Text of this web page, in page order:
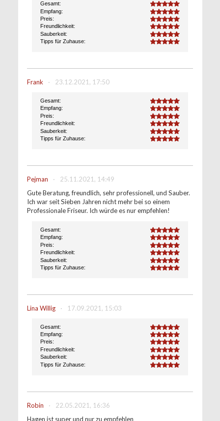
Gesamt: 5.0
Empfang: 5.0
Preis: 5.0
Freundlichkeit: 5.0
Sauberkeit: 5.0
Tipps für Zuhause: 5.0
Frank · 23.12.2021, 17:50
Gesamt: 5.0
Empfang: 5.0
Preis: 5.0
Freundlichkeit: 5.0
Sauberkeit: 5.0
Tipps für Zuhause: 5.0
Pejman ·
25.11.2021, 14:49
Gute Beratung, freundlich, sehr professionell, und Sauber.
Ich war seit Sieben Jahren nicht mehr bei so einem
Professionale Friseur. Ich würde es nur empfehlen!
Gesamt: 5.0
Empfang: 5.0
Preis: 5.0
Freundlichkeit: 5.0
Sauberkeit: 5.0
Tipps für Zuhause: 5.0
Lina Willig · 17.09.2021, 15:03
Gesamt: 5.0
Empfang: 5.0
Preis: 5.0
Freundlichkeit: 5.0
Sauberkeit: 5.0
Tipps für Zuhause: 5.0
Robin ·
22.05.2021, 16:36
Hagen ist super und nur zu empfehlen